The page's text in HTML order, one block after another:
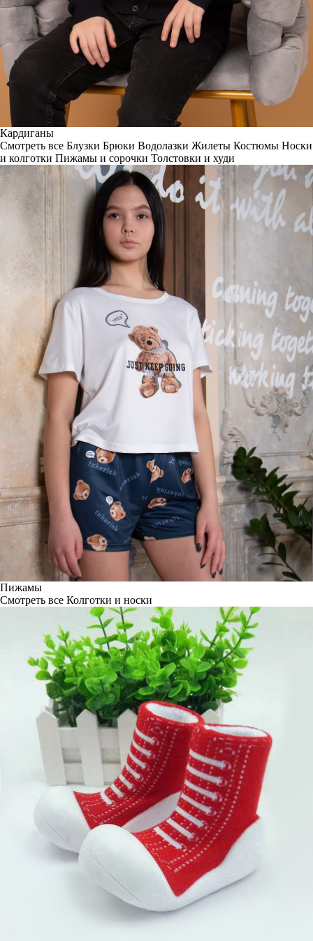
Кардиганы
Смотреть все Блузки Брюки Водолазки Жилеты Костюмы Носки
и колготки Пижамы и сорочки Толстовки и худи
Пижамы
Смотреть все Колготки и носки